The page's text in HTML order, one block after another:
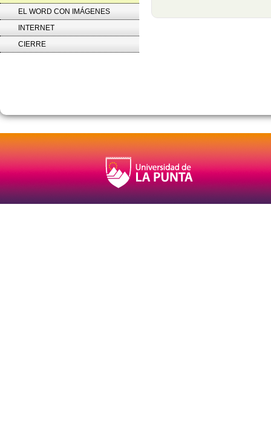
EL WORD CON IMÁGENES
INTERNET
CIERRE